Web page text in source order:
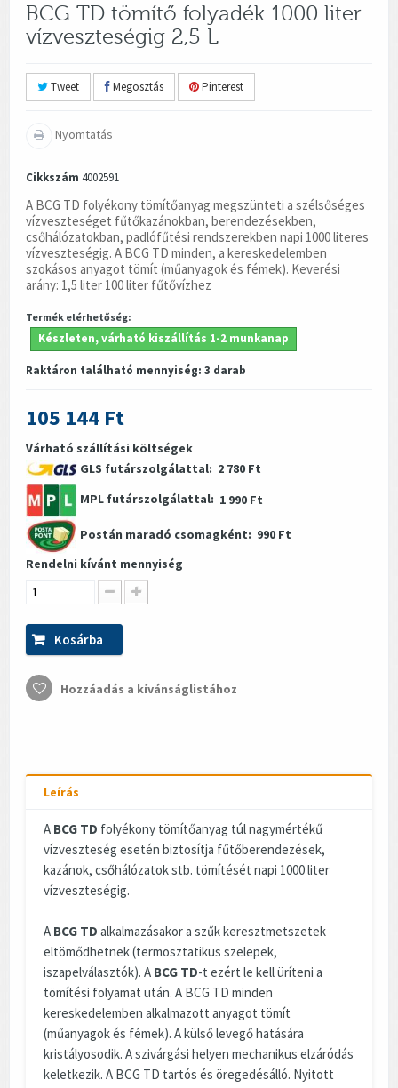
BCG TD tömítő folyadék 1000 liter
vízveszteségig 2,5 L
Tweet Megosztás Pinterest
Nyomtatás
Cikkszám 4002591
A BCG TD folyékony tömítőanyag megszünteti a szélsőséges
vízveszteséget fűtőkazánokban, berendezésekben,
csőhálózatokban, padlófűtési rendszerekben napi 1000 literes
vízveszteségig. A BCG TD minden, a kereskedelemben
szokásos anyagot tömít (műanyagok és fémek). Keverési
arány: 1,5 liter 100 liter fűtővízhez
Termék elérhetőség:
Készleten, várható kiszállítás 1-2 munkanap
Raktáron található mennyiség: 3 darab
105 144 Ft
Várható szállítási költségek
GLS futárszolgálattal: 2 780 Ft
MPL futárszolgálattal: 1 990 Ft
Postán maradó csomagként: 990 Ft
Rendelni kívánt mennyiség
Kosárba
Hozzáadás a kívánságlistához
Leírás
A BCG TD folyékony tömítőanyag túl nagymértékű
vízveszteség esetén biztosítja fűtőberendezések,
kazánok, csőhálózatok stb. tömítését napi 1000 liter
vízveszteségig.
A BCG TD alkalmazásakor a szűk keresztmetszetek
eltömődhetnek (termosztatikus szelepek,
iszapelválasztók). A BCG TD-t ezért le kell üríteni a
tömítési folyamat után. A BCG TD minden
kereskedelemben alkalmazott anyagot tömít
(műanyagok és fémek). A külső levegő hatására
kristályosodik. A szivárgási helyen mechanikus elzáródás
keletkezik. A BCG TD tartós és öregedésálló. Nyitott